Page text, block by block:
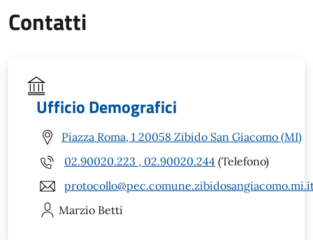
Contatti
Ufficio Demografici
Piazza Roma, 1 20058 Zibido San Giacomo (MI)
02.90020.223 , 02.90020.244 (Telefono)
Marzio Betti